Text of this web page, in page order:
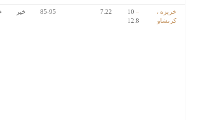
خربزه ،
کرنشاو
10 –
12.8
7.22
85-95 خیر